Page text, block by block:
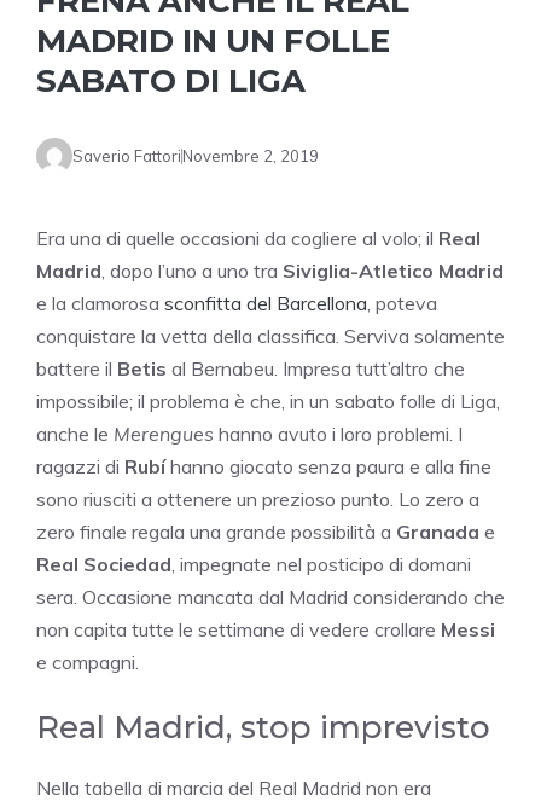
MADRID IN UN FOLLE
SABATO DI LIGA
Saverio FattoriNovembre 2, 2019
Era una di quelle occasioni da cogliere al volo; il Real
Madrid, dopo l’uno a uno tra Siviglia-Atletico Madrid
e la clamorosa sconfitta del Barcellona, poteva
conquistare la vetta della classifica. Serviva solamente
battere il Betis al Bernabeu. Impresa tutt’altro che
impossibile; il problema è che, in un sabato folle di Liga,
anche le Merengues hanno avuto i loro problemi. I
ragazzi di Rubíhanno giocato senza paura e alla fine
sono riusciti a ottenere un prezioso punto. Lo zero a
zero finale regala una grande possibilità a Granada e
Real Sociedad, impegnate nel posticipo di domani
sera. Occasione mancata dal Madrid considerando che
non capita tutte le settimane di vedere crollare Messi
e compagni.
Real Madrid, stop imprevisto
Nella tabella di marcia del Real Madrid non era